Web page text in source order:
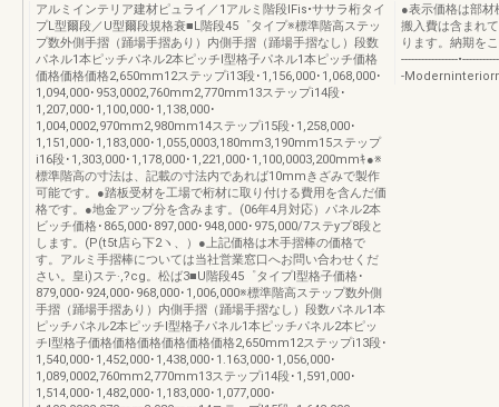
アルミインテリア建材ピュライ／1アルミ階段IFis•ササラ桁タイ
プL型爾段／U型爾段規格衰■L階段45゜タイプ※標準階高ステッ
プ数外側手摺（踊場手摺あり）内側手摺（踊場手摺なし）段数
パネル1本ピッチパネル2本ピッチI型格子パネル1本ピッチ価格
価格価格価格2,650mm12ステップi13段･1,156,000･1,068,000･
1,094,000･953,0002,760mm2,770mm13ステップi14段･
1,207,000･1,100,000･1,138,000･
1,004,0002,970mm2,980mm14ステップi15段･1,258,000･
1,151,000･1,183,000･1,055,0003,180mm3,190mm15ステップ
i16段･1,303,000･1,178,000･1,221,000･1,100,0003,200mmｷ●※
標準階高の寸法は、記載の寸法内であれば10mmきざみで製作
可能です。●踏板受材を工場で桁材に取り付ける費用を含んだ価
格です。●地金アップ分を含みます。(06年4月対応）パネル2本
ビッチ価格･865,000･897,000･948,000･975,000/7ステyプ8段と
します。(P(t5t店ら下2ヽ、）●上記価格は木手摺棒の価格で
す。アルミ手摺棒については当社営業窓口へお問い合わせくだ
さい。皇i)ステ·,?cg。松ば3■U階段45゜タイプI型格子価格･
879,000･924,000･968,000･1,006,000※標準階高ステップ数外側
手摺（踊場手摺あり）内側手摺（踊場手摺なし）段数パネル1本
ピッチパネル2本ピッチI型格子パネル1本ピッチパネル2本ピッ
チI型格子価格価格価格価格価格価格2,650mm12ステップi13段･
1,540,000･1,452,000･1,438,000･1.163,000･1,056,000･
1,089,0002,760mm2,770mm13ステップi14段･1,591,000･
1,514,000･1,482,000･1,183,000･1,077,000･
●表示価格は部材
搬入費は含まれ
ります。納期を
-----------------
-